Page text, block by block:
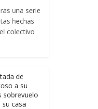
una serie
hechas
colectivo
de
a su
sobrevuelo
casa